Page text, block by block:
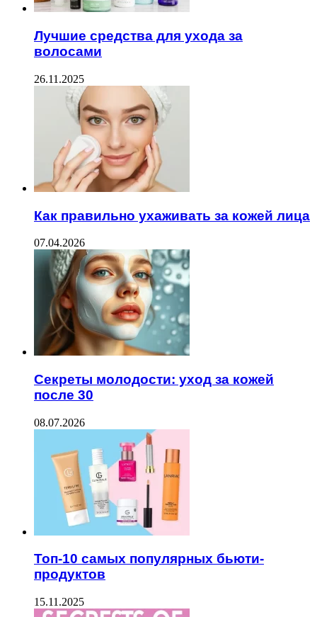
Лучшие средства для ухода за
волосами
26.11.2025
Как правильно ухаживать за кожей лица
07.04.2026
Секреты молодости: уход за кожей
после 30
08.07.2026
Топ-10 самых популярных бьюти-
продуктов
15.11.2025